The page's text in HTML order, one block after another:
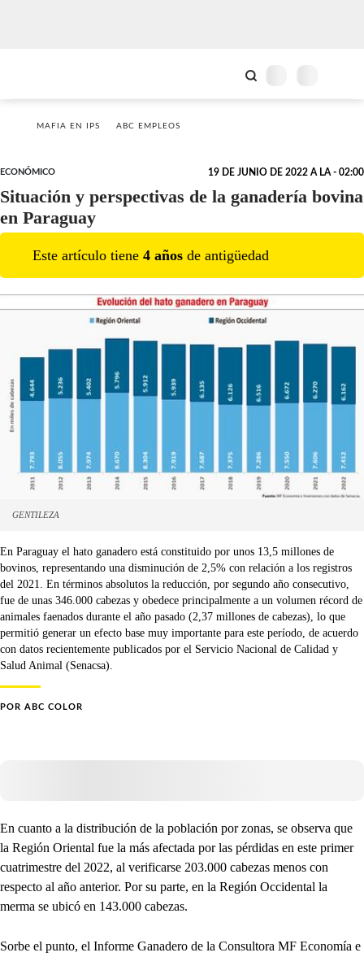
MAFIA EN IPS ABC EMPLEOS
ECONÓMICO 19 DE JUNIO DE 2022 A LA - 02:00
Situación y perspectivas de la ganadería bovina
en Paraguay
Este artículo tiene 4 años de antigüedad
GENTILEZA
En Paraguay el hato ganadero está constituido por unos 13,5 millones de
bovinos, representando una disminución de 2,5% con relación a los registros
del 2021. En términos absolutos la reducción, por segundo año consecutivo,
fue de unas 346.000 cabezas y obedece principalmente a un volumen récord de
animales faenados durante el año pasado (2,37 millones de cabezas), lo que
permitió generar un efecto base muy importante para este período, de acuerdo
con datos recientemente publicados por el Servicio Nacional de Calidad y
Salud Animal (Senacsa).
POR ABC COLOR
En cuanto a la distribución de la población por zonas, se observa que
la Región Oriental fue la más afectada por las pérdidas en este primer
cuatrimestre del 2022, al verificarse 203.000 cabezas menos con
respecto al año anterior. Por su parte, en la Región Occidental la
merma se ubicó en 143.000 cabezas.
Sorbe el punto, el Informe Ganadero de la Consultora MF Economía e